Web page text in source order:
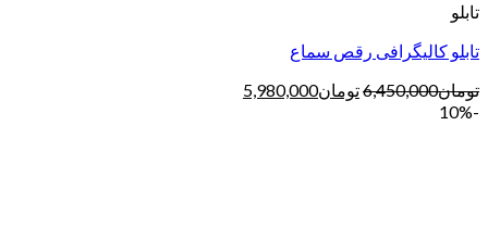
تابلو
تابلو کالیگرافی رقص سماع
تومان6,450,000تومان5,980,000
-10%